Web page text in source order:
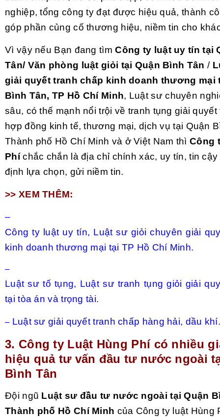
nghiệp, tổng công ty đạt được hiệu quả, thành
góp phần củng cố thương hiệu, niềm tin cho
Vì vậy nếu Bạn đang tìmCông ty luật uy tín tại
Tân/ Văn phòng luật giỏi tại Quận Bình Tân /
giải quyết tranh chấp kinh doanh thương mại
Bình Tân, TP Hồ Chí Minh, Luật sư chuyên
sâu, có thế mạnh nổi trội về tranh tụng giải quyết
hợp đồng kinh tế, thương mại, dịch vụ tại Quận
Thành phố Hồ Chí Minh và ở Việt Nam thì Công
Phíchắc chắn là địa chỉ chính xác, uy tín, tin cậy
định lựa chọn, gửi niềm tin.
>> XEM THÊM:
–
Công ty luật uy tín, Luật sư giỏi chuyên giải
kinh doanh thương mại tại TP Hồ Chí Minh.
–
Luật sư tố tụng, Luật sư tranh tụng giỏi giải
tại tòa án và trọng tài.
– Luật sư giải quyết tranh chấp hàng hải, dầu
3. Công ty Luật Hùng Phí có nhiều
hiệu quả tư vấn đầu tư nước ngoài
Bình Tân
Đội ngũ Luật sư đầu tư nước ngoài tại Quận
Thành phố Hồ Chí Minh của Công ty luật Hùng